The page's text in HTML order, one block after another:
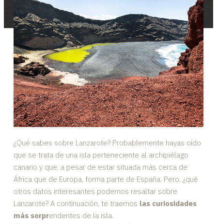
¿Qué sabes sobre Lanzarote? Probablemente hayas oído
que se trata de una isla perteneciente al archipiélago
canario y que, a pesar de estar situada más cerca de
África que de Europa, forma parte de España. Pero, ¿qué
otros datos interesantes podemos resaltar sobre
Lanzarote? A continuación, te traemos las curiosidades
más sorprendentes de la isla.